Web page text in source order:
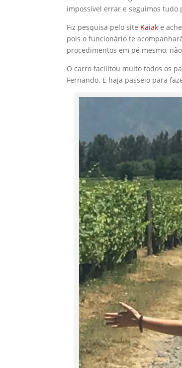
impossível errar e seguimos tudo
Fiz pesquisa pelo site Kaiak e
pois o funcionário te
procedimentos em pé mesmo,
O carro facilitou muito todos os
Fernando. E haja passeio para